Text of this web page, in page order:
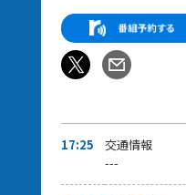
・ウチは金物の町・燕三
・目白の田中角栄邸か
伝説が好きです！
そしてゲストに、ピコ太
新潟県・新潟市出身で
17:25
交通情報
---